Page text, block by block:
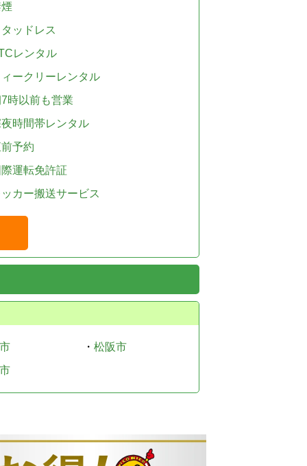
ッドレス
レンタル
ークリーレンタル
時以前も営業
時間帯レンタル
予約
運転免許証
カー搬送サービス
・ 松阪市